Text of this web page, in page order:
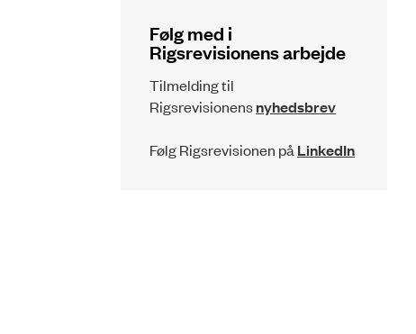
Følg med i
Rigsrevisionens arbejde
Tilmelding til
Rigsrevisionensnyhedsbrev
Følg Rigsrevisionen på LinkedIn